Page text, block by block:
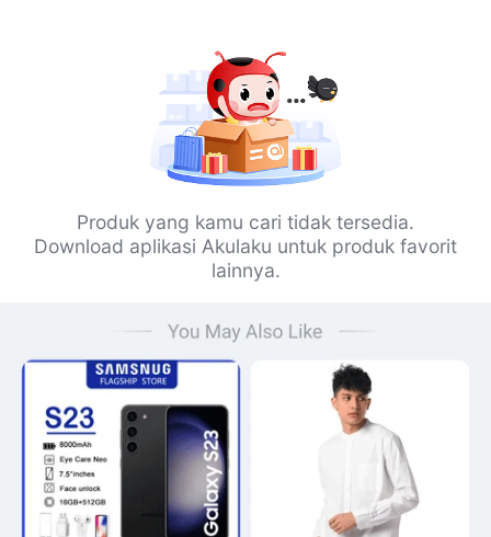
Produk yang kamu cari tidak tersedia.
Download aplikasi Akulaku untuk produk favorit
lainnya.